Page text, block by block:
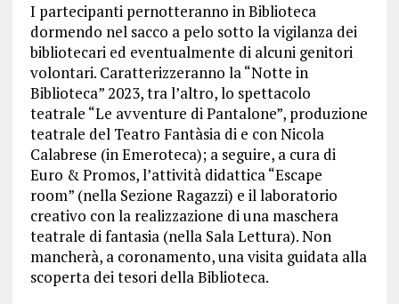
I partecipanti pernotteranno in Biblioteca
dormendo nel sacco a pelo sotto la vigilanza dei
bibliotecari ed eventualmente di alcuni genitori
volontari. Caratterizzeranno la “Notte in
Biblioteca” 2023, tra l’altro, lo spettacolo
teatrale “Le avventure di Pantalone”, produzione
teatrale del Teatro Fantàsia di e con Nicola
Calabrese (in Emeroteca); a seguire, a cura di
Euro & Promos, l’attività didattica “Escape
room” (nella Sezione Ragazzi) e il laboratorio
creativo con la realizzazione di una maschera
teatrale di fantasia (nella Sala Lettura). Non
mancherà, a coronamento, una visita guidata alla
scoperta dei tesori della Biblioteca.